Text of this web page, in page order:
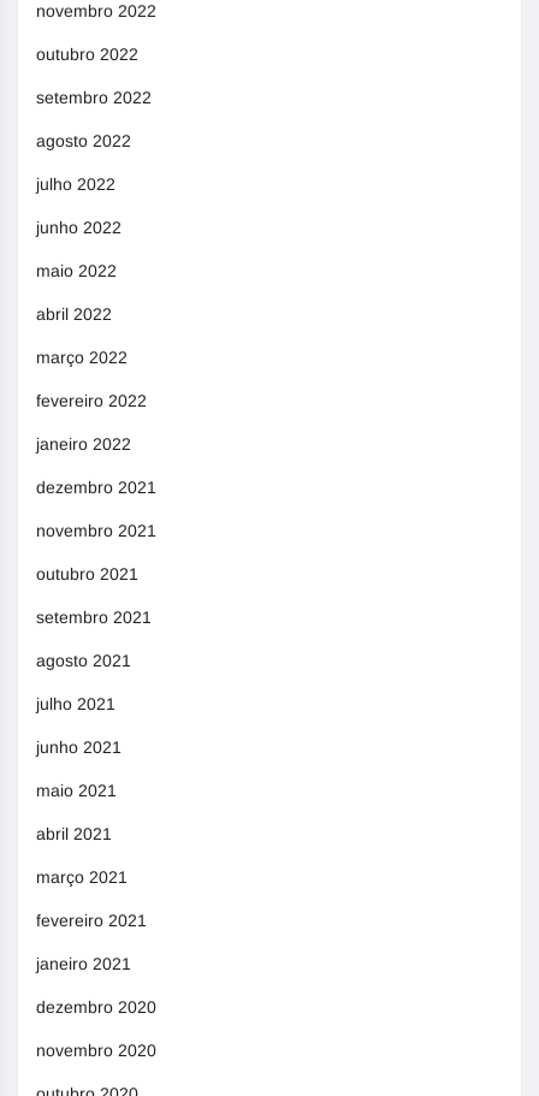
novembro 2022
outubro 2022
setembro 2022
agosto 2022
julho 2022
junho 2022
maio 2022
abril 2022
março 2022
fevereiro 2022
janeiro 2022
dezembro 2021
novembro 2021
outubro 2021
setembro 2021
agosto 2021
julho 2021
junho 2021
maio 2021
abril 2021
março 2021
fevereiro 2021
janeiro 2021
dezembro 2020
novembro 2020